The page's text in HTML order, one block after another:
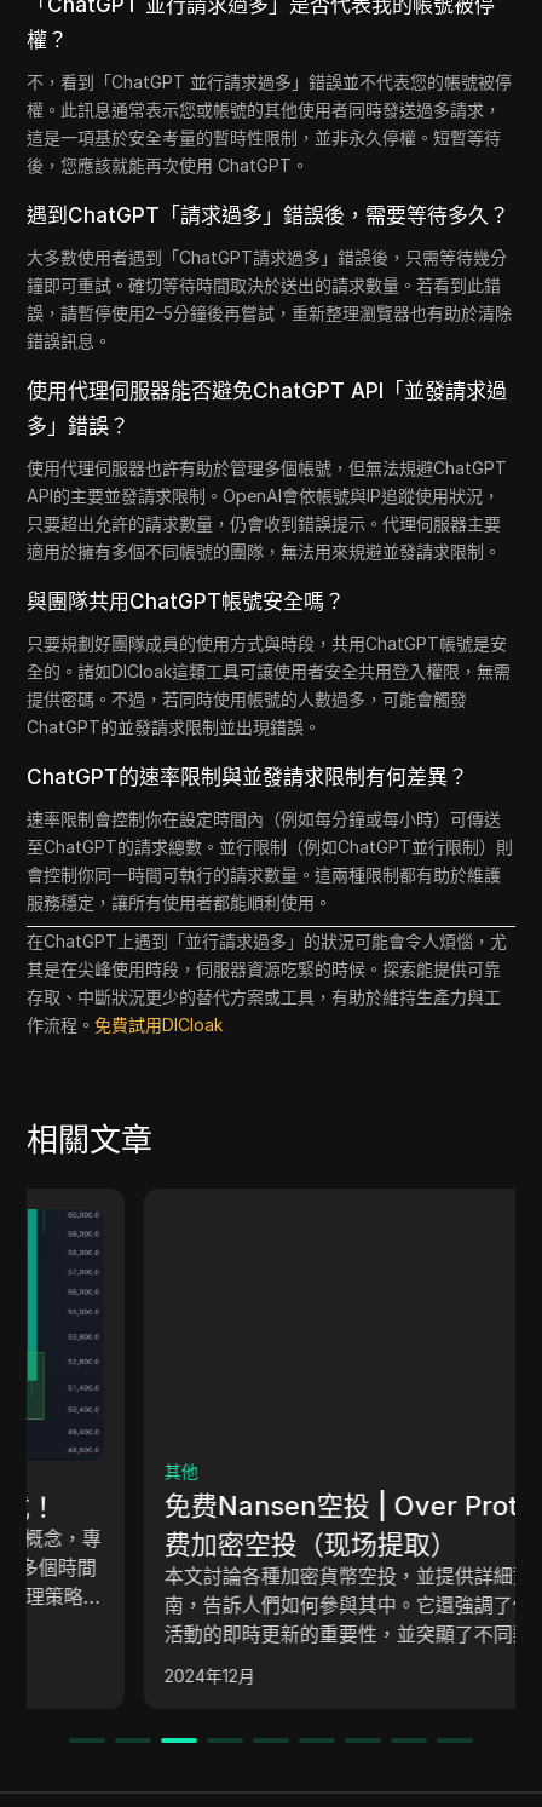
權？
不，看到「ChatGPT 並行請求過多」錯誤並不代表您的帳號被停
權。此訊息通常表示您或帳號的其他使用者同時發送過多請求，
這是一項基於安全考量的暫時性限制，並非永久停權。短暫等待
後，您應該就能再次使用 ChatGPT。
遇到ChatGPT「請求過多」錯誤後，需要等待多久？
大多數使用者遇到「ChatGPT請求過多」錯誤後，只需等待幾分
鐘即可重試。確切等待時間取決於送出的請求數量。若看到此錯
誤，請暫停使用2–5分鐘後再嘗試，重新整理瀏覽器也有助於清除
錯誤訊息。
使用代理伺服器能否避免ChatGPT API「並發請求過
多」錯誤？
使用代理伺服器也許有助於管理多個帳號，但無法規避ChatGPT
API的主要並發請求限制。OpenAI會依帳號與IP追蹤使用狀況，
只要超出允許的請求數量，仍會收到錯誤提示。代理伺服器主要
適用於擁有多個不同帳號的團隊，無法用來規避並發請求限制。
與團隊共用ChatGPT帳號安全嗎？
只要規劃好團隊成員的使用方式與時段，共用ChatGPT帳號是安
全的。諸如DICloak這類工具可讓使用者安全共用登入權限，無需
提供密碼。不過，若同時使用帳號的人數過多，可能會觸發
ChatGPT的並發請求限制並出現錯誤。
ChatGPT的速率限制與並發請求限制有何差異？
速率限制會控制你在設定時間內（例如每分鐘或每小時）可傳送
至ChatGPT的請求總數。並行限制（例如ChatGPT並行限制）則
會控制你同一時間可執行的請求數量。這兩種限制都有助於維護
服務穩定，讓所有使用者都能順利使用。
在ChatGPT上遇到「並行請求過多」的狀況可能會令人煩惱，尤
其是在尖峰使用時段，伺服器資源吃緊的時候。探索能提供可靠
存取、中斷狀況更少的替代方案或工具，有助於維持生產力與工
作流程。免費試用DICloak
相關文章
免费Nansen空投 | Over Protocol免
费加密空投（现场提取）
本文討論各種加密貨幣空投，並提供詳細資訊和指
南，告訴人們如何參與其中。它還強調了保持對空投
活動的即時更新的重要性，並突顯了不同類型的空投
項目。講者鼓勵觀眾加入他們的Telegram群組以獲
得每日問答的答案，並強調參與空投可能帶來的潛在